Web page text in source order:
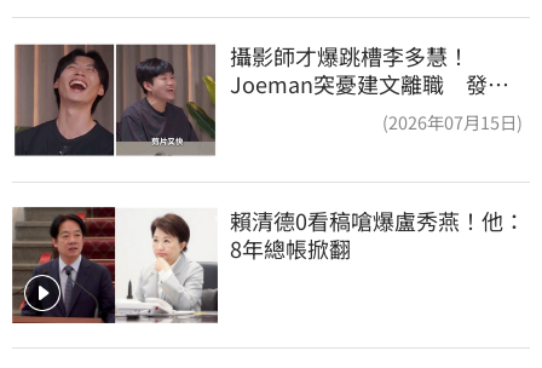
攝影師才爆跳槽李多慧！
Joeman突憂建文離職 發聲
「其實我很清楚」(2026年07月15日)
賴清德0看稿嗆爆盧秀燕！他：
8年總帳掀翻